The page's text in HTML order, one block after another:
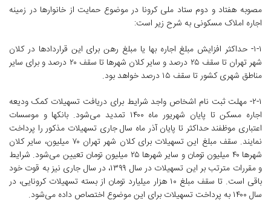
مصوبه هفتاد و دوم ستاد ملی کرونا در موضوع حمایت از خانوارها در زمینه
اجاره املاک مسکونی به شرح زیر است:
۱-۱- حداکثر افزایش مبلغ اجاره بها یا مبلغ رهن برای این قراردادها در کلان
شهر تهران تا سقف ۲۵ درصد و سایر کلان شهرها تا سقف ۲۰ درصد و برای سایر
مناطق شهری کشور تا سقف ۱۵ درصد خواهد بود.
۲-۱- مهلت ثبت نام اشخاص واجد شرایط برای دریافت تسهیلات کمک ودیعه
اجاره مسکن تا پایان شهریور ماه ۱۴۰۰ تمدید می‌شود. بانکها و موسسات
اعتباری موظفند حداکثر تا پایان آذر ماه سال جاری تسهیلات مذکور را پرداخت
نمایند. سقف مبلغ این تسهیلات برای کلان شهر تهران ۷۰ میلیون، سایر کلان
شهرها ۴۰ میلیون تومان و سایر شهرها ۲۵ میلیون تومان تعیین می‌شود. شرایط
و مقررات مترتب بر این تسهیلات در سال ۱۳۹۹، در سال جاری نیز به قوت خود
باقی است. تا سقف مبلغ ۱۰ هزار میلیارد تومان از بسته تسهیلات کرونایی، در
سال ۱۴۰۰ به پرداخت تسهیلات برای این موضوع اختصاص داده می‌شود.